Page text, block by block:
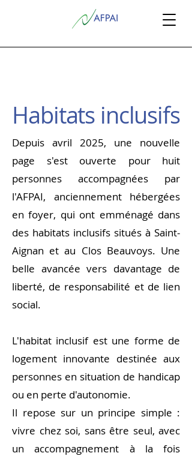
Habitats inclusifs
Depuis avril 2025, une nouvelle
page s'est ouverte pour huit
personnes accompagnées par
l'AFPAI, anciennement hébergées
en foyer, qui ont emménagé dans
des habitats inclusifs situés à Saint-
Aignan et au Clos Beauvoys. Une
belle avancée vers davantage de
liberté, de responsabilité et de lien
social.
L'habitat inclusif est une forme de
logement innovante destinée aux
personnes en situation de handicap
ou en perte d'autonomie.
Il repose sur un principe simple :
vivre chez soi, sans être seul, avec
un accompagnement à la fois